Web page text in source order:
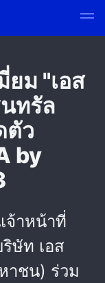
ม "เอส
ทรัล
ตัว
by
จ้าหน้าที่
ษัท เอส
าชน) ร่วม